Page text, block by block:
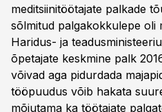
meditsiinitöötajate palkade
sõlmitud palgakokkulepe oli
Haridus- ja
õpetajate keskmine palk
võivad aga pidurdada
tööpuudus võib hakata
mõjutama ka töötajate